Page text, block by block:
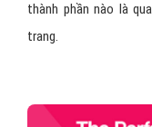
thành phần nào là
trang.